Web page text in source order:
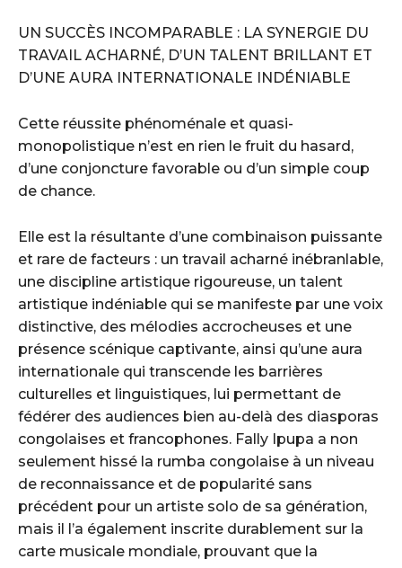
UN SUCCÈS INCOMPARABLE : LA SYNERGIE DU
TRAVAIL ACHARNÉ, D’UN TALENT BRILLANT ET
D’UNE AURA INTERNATIONALE INDÉNIABLE
Cette réussite phénoménale et quasi-
monopolistique n’est en rien le fruit du hasard,
d’une conjoncture favorable ou d’un simple coup
de chance.
Elle est la résultante d’une combinaison puissante
et rare de facteurs : un travail acharné inébranlable,
une discipline artistique rigoureuse, un talent
artistique indéniable qui se manifeste par une voix
distinctive, des mélodies accrocheuses et une
présence scénique captivante, ainsi qu’une aura
internationale qui transcende les barrières
culturelles et linguistiques, lui permettant de
fédérer des audiences bien au-delà des diasporas
congolaises et francophones. Fally Ipupa a non
seulement hissé la rumba congolaise à un niveau
de reconnaissance et de popularité sans
précédent pour un artiste solo de sa génération,
mais il l’a également inscrite durablement sur la
carte musicale mondiale, prouvant que la